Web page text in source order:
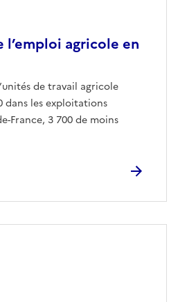
l’emploi agricole en
de travail agricole
dans les exploitations
France, 3 700 de moins